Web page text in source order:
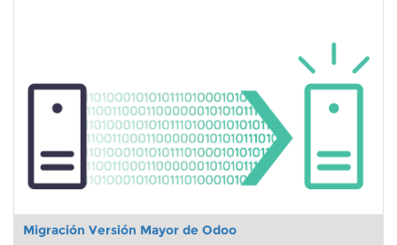
Migración Versión Mayor de Odoo